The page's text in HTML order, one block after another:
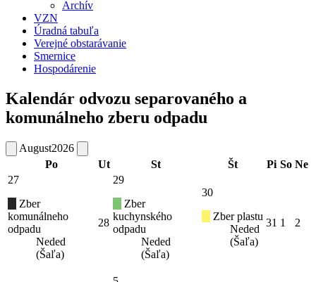
Archív
VZN
Úradná tabuľa
Verejné obstarávanie
Smernice
Hospodárenie
Kalendár odvozu separovaného a
komunálneho zberu odpadu
August2026
Po
Ut St Št Pi So Ne
27
Zber
komunálneho
odpadu
Neded
(Šaľa)
28
29
Zber
kuchynského
odpadu
Neded
(Šaľa)
30
Zber plastu
Neded
(Šaľa)
31 1 2